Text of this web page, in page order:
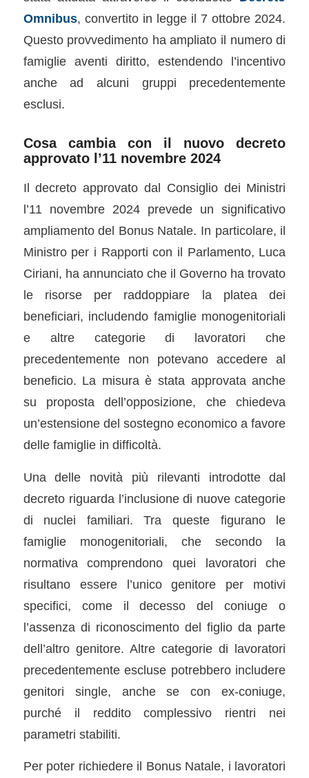
Omnibus, convertito in legge il 7 ottobre 2024.
Questo provvedimento ha ampliato il numero di
famiglie aventi diritto, estendendo l’incentivo
anche ad alcuni gruppi precedentemente
esclusi.
Cosa cambia con il nuovo decreto
approvato l’11 novembre 2024
Il decreto approvato dal Consiglio dei Ministri
l’11 novembre 2024 prevede un significativo
ampliamento del Bonus Natale. In particolare, il
Ministro per i Rapporti con il Parlamento, Luca
Ciriani, ha annunciato che il Governo ha trovato
le risorse per raddoppiare la platea dei
beneficiari, includendo famiglie monogenitoriali
e altre categorie di lavoratori che
precedentemente non potevano accedere al
beneficio. La misura è stata approvata anche
su proposta dell’opposizione, che chiedeva
un’estensione del sostegno economico a favore
delle famiglie in difficoltà.
Una delle novità più rilevanti introdotte dal
decreto riguarda l’inclusione di nuove categorie
di nuclei familiari. Tra queste figurano le
famiglie monogenitoriali, che secondo la
normativa comprendono quei lavoratori che
risultano essere l’unico genitore per motivi
specifici, come il decesso del coniuge o
l’assenza di riconoscimento del figlio da parte
dell’altro genitore. Altre categorie di lavoratori
precedentemente escluse potrebbero includere
genitori single, anche se con ex-coniuge,
purché il reddito complessivo rientri nei
parametri stabiliti.
Per poter richiedere il Bonus Natale, i lavoratori